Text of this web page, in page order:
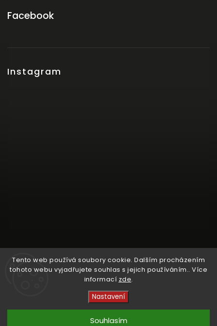
Tento web používá soubory cookie. Dalším procházením
tohoto webu vyjadřujete souhlas s jejich používáním.. Více
informací zde.
Nastavení
Souhlasím
Facebook
Instagram
vyhrazena.